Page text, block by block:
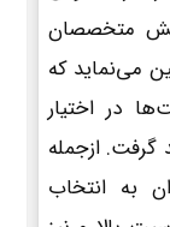
متخصصان
می‌نماید که
در اختیار
ازجمله
به انتخاب